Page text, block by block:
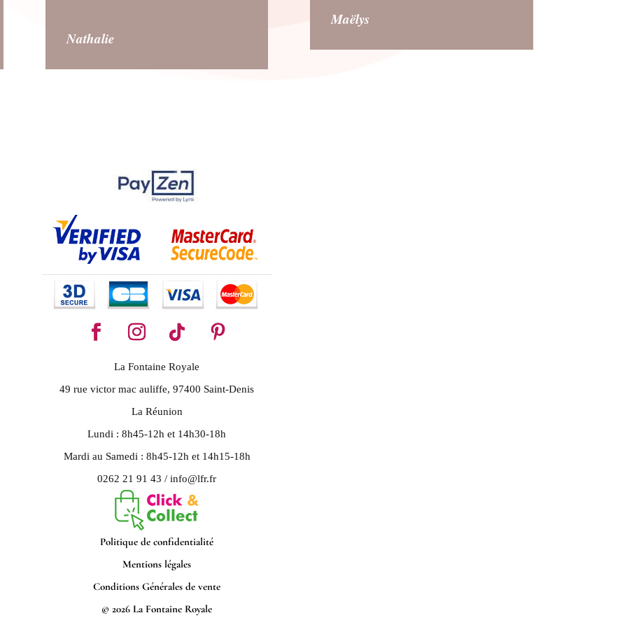
Nathalie
Maëlys
La Fontaine Royale
49 rue victor mac auliffe, 97400 Saint-Denis
La Réunion
Lundi : 8h45-12h et 14h30-18h
Mardi au Samedi : 8h45-12h et 14h15-18h
0262 21 91 43 / info@lfr.fr
Politique de confidentialité
Mentions légales
Conditions Générales de vente
© 2026 La Fontaine Royale